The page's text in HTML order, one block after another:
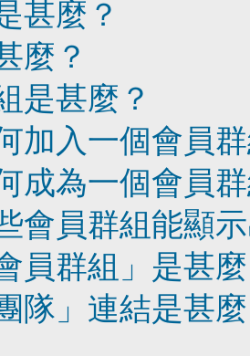
甚麼？
麼？
是甚麼？
加入一個會員
成為一個會員
會員群組能顯
員群組」是甚
隊」連結是甚